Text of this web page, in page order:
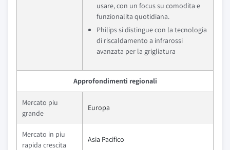
usare, con un focus su comodita e
funzionalita quotidiana.
Philips si distingue con la tecnologia
di riscaldamento a infrarossi
avanzata per la grigliatura
Approfondimenti regionali
Mercato piu
grande
Europa
Mercato in piu
rapida crescita
Asia Pacifico